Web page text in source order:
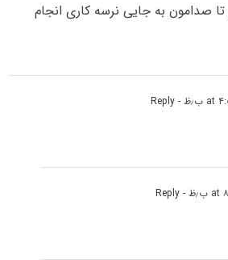
صدامون به جایی نرسه کاری انجام
- Reply
- Reply